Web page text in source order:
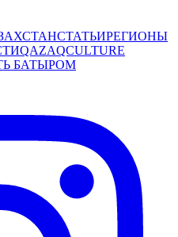
СТАТЬИРЕГИОНЫ
QAZAQCULTURE
БАТЫРОМ